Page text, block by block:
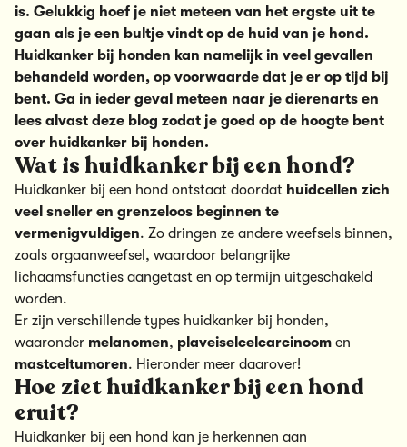
is. Gelukkig hoef je niet meteen van het ergste uit te
gaan als je een bultje vindt op de huid van je hond.
Huidkanker bij honden kan namelijk in veel gevallen
behandeld worden, op voorwaarde dat je er op tijd bij
bent. Ga in ieder geval meteen naar je dierenarts en
lees alvast deze blog zodat je goed op de hoogte bent
over huidkanker bij honden.
Wat is huidkanker bij een hond?
Huidkanker bij een hond ontstaat doordat huidcellen zich
veel sneller en grenzeloos beginnen te
vermenigvuldigen. Zo dringen ze andere weefsels binnen,
zoals orgaanweefsel, waardoor belangrijke
lichaamsfuncties aangetast en op termijn uitgeschakeld
worden.
Er zijn verschillende types huidkanker bij honden,
waaronder melanomen, plaveiselcelcarcinoom en
mastceltumoren. Hieronder meer daarover!
Hoe ziet huidkanker bij een hond
eruit?
Huidkanker bij een hond kan je herkennen aan